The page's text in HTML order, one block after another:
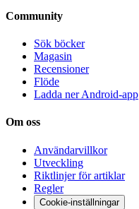
Community
Sök böcker
Magasin
Recensioner
Flöde
Ladda ner Android-app
Om oss
Användarvillkor
Utveckling
Riktlinjer för artiklar
Regler
Cookie-inställningar